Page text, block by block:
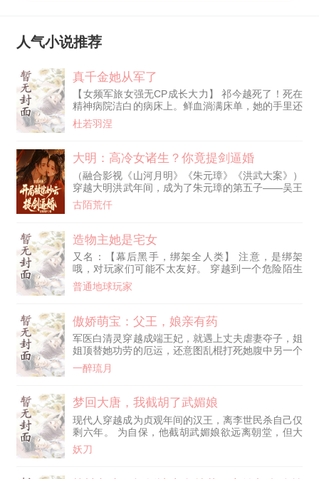
人气小说推荐
真千金她从军了
【女频军旅女强无CP成长大力】 祁今越死了！死在
精神病院洁白的病床上。鲜血淌满床单，她的手里还
握着一把生锈的剪刀。 祁今越又活了！白幡飘动的
灵堂上，养父母的音容笑貌在脑海里一帧一帧回放。
再一次站上那片熟悉的土地，心境却是大不相同了。
这辈子，她走上了一条与前世截然相反的道路——参
军！ 入伍前夕，陆家沸腾，愤怒的父母、看好戏的
大哥、假惺惺的“姐妹”、拍
杜若羽涅
大明：高冷女诸生？你竟提剑逼婚
（融合影视《山河月明》《朱元璋》《洪武大案》）
穿越大明洪武年间，成为了朱元璋的第五子——吴王
朱橚。 前世猝死在工位上，老天给了他一副皇子的
身子，外加一脑袋六百五十年后的知识。 既然重活
朱从此不缺听话好用的官。 分科选才，给大明打造
一条批量生产能臣的流水线。 火器改良，叫北元的
铁骑再也嚣张不起来。 朱元璋拍着桌子大笑：老五
是咱老朱家的麒麟儿！ 朱标含笑点头：有五弟在，
大明何愁不兴。 朱棣追在后面嗷嗷叫：五弟，带我
诸生就先一步提着宝剑找上门了。 …… 徐妙云：
“朱橚！今日你我之间，只有两个选择。” “要么，你
娶我！” “要么……我让你这辈子，都无法再娶别的女
人！！” （旁观的兄弟几个，顿时觉得胯下一凉。）
朱橚：“那、那个……妙云姑娘，我真诚的发问一
么把四嫂攻略成这个样子？！
古陌荒仟
造物主她是宅女
又名：【幕后黑手，绑架全人类】 注意，是绑架
哦，对玩家们可能不太友好。 穿越到一个危险陌生
的世界，开局就被迫认识社会的险恶。 还好陆汐意
外获得了可以创造世界，并且其中的物品带到现实的
生存类游戏融合起来，一小时人生、饥荒、泰拉瑞
亚，我的世界，植物大战僵尸…… 创造出了一个新
的游戏世界。 异世界的所有人类，都将被她“绑架”，
成为玩家！ 刚开始的玩家：瑟瑟发
普通地球玩家
傲娇萌宝：父王，娘亲有药
军医白清灵穿越成端王妃，就遇上丈夫虐妻夺子，姐
姐顶替她功劳的厄运，还意图乱棍打死她腹中另一个
胎儿，要她成鬼！她誓言——我若回归便是你们的死
期！五年后，她以鬼医身份携女宝回归，却不料，荣
后从鬼门关拉回；贵妃难产，她刨腹取子；从此一战
成名，将渣渣们踩在脚下。然而，在她从宫门出来
时，五岁男宝抱着她大腿：“娘亲。”白清灵惊愕：“我
不是你娘亲。”男宝：“父王说你
一醉琉月
梦回大唐，我截胡了武媚娘
现代人穿越成为贞观年间的汉王，离李世民杀自己仅
剩六年。 为自保，他截胡武媚娘欲远离朝堂，但大
婚当天，遭人暗算，喜事变祸事！ 为保全武媚娘和
身边人，他被逐出长安，三年后，王者归来！ 面对
妖刀